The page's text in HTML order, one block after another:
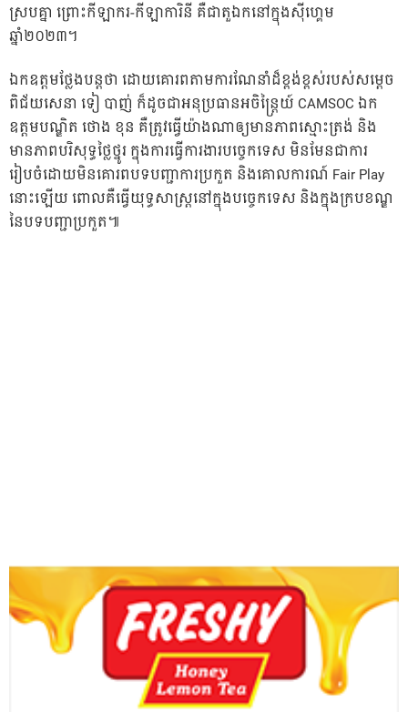
ស្របគ្នា ព្រោះកីឡាករ-កីឡាការិនី គឺជាតួឯកនៅក្នុងស៊ីហ្គេម
ឆ្នាំ២០២៣។
ឯកឧត្តមថ្លែងបន្តថា ដោយគោរពតាមការណែនាំដ៏ខ្ពង់ខ្ពស់របស់សម្តេច
ពិជ័យសេនា ទៀ បាញ់ ក៏ដូចជាអនុប្រធានអចិន្ដ្រៃយ៍ CAMSOC ឯក
ឧត្តមបណ្ឌិត ថោង ខុន គឺត្រូវធ្វើយ៉ាងណាឲ្យមានភាពស្មោះត្រង់ និង
មានភាពបរិសុទ្ធថ្លៃថ្នូរ ក្នុងការធ្វើការងារបច្ចេកទេស មិនមែនជាការ
រៀបចំដោយមិនគោរពបទបញ្ជាការប្រកួត និងគោលការណ៍ Fair Play
នោះឡើយ ពោលគឺធ្វើយុទ្ធសាស្ត្រនៅក្នុងបច្ចេកទេស និងក្នុងក្របខណ្ឌ
នៃបទបញ្ជាប្រកួត៕